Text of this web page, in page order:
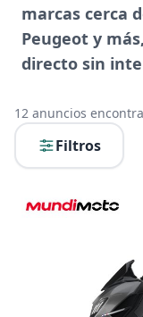
marcas cerca
Peugeot y
directo sin
12 anuncios
Filtros